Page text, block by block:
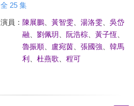
全 25 集
演員： 陳展鵬、 黃智雯、 湯洛雯、 吳岱
融
劉佩玥 阮浩棕、 黃子恆、
魯振順、 盧宛茵、 張國強
韓馬
利
杜燕歌 程可